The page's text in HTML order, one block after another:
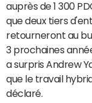
auprès de 1 300
que deux tiers
retourneront au
3 prochaines
a surpris Andrew
que le travail
déclaré.